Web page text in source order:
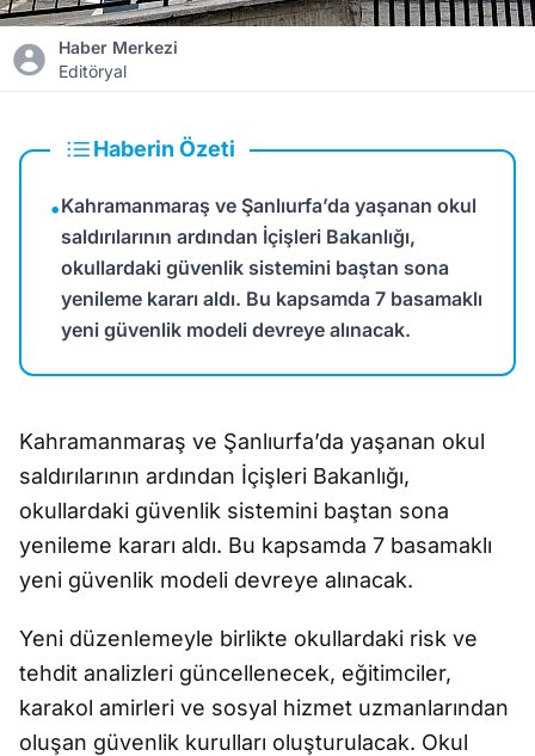
Haber Merkezi
Editöryal
Haberin Özeti
•Kahramanmaraş ve Şanlıurfa’da yaşanan okul
saldırılarının ardından İçişleri Bakanlığı,
okullardaki güvenlik sistemini baştan sona
yenileme kararı aldı. Bu kapsamda 7 basamaklı
yeni güvenlik modeli devreye alınacak.
Kahramanmaraş ve Şanlıurfa’da yaşanan okul
saldırılarının ardından İçişleri Bakanlığı,
okullardaki güvenlik sistemini baştan sona
yenileme kararı aldı. Bu kapsamda 7 basamaklı
yeni güvenlik modeli devreye alınacak.
Yeni düzenlemeyle birlikte okullardaki risk ve
tehdit analizleri güncellenecek, eğitimciler,
karakol amirleri ve sosyal hizmet uzmanlarından
oluşan güvenlik kurulları oluşturulacak. Okul